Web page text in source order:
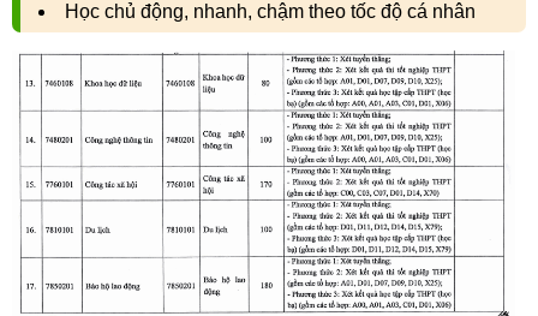
Học chủ động, nhanh, chậm theo tốc độ cá nhân